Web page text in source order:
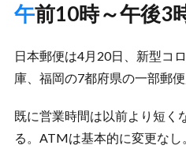
午前10時～午後3
日本郵便は4月20日、新型コ
庫、福岡の7都府県の一部郵
既に営業時間は以前より短く
る。ATMは基本的に変更なし